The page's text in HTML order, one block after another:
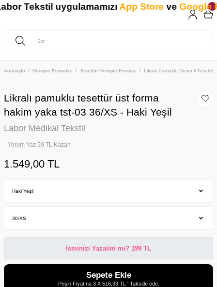
Anasayfa Hemşire Formaları Tesettür Hemşire Forması Likralı Pamuklu Desenli Tesettür
Likralı pamuklu tesettür üst forma
hakim yaka tst-03 36/XS - Haki Yeşil
Labor Medikal Tekstil
Yorum Yaz 50 TL Kazan
1.549,00 TL
İsminizi Yazalım mı? 199 TL
Sepete Ekle
Peşin Fiyatına 3 X 516,33 TL ' Taksitle öde.
Tekstil uygulamamızıApp StoreveGoogle